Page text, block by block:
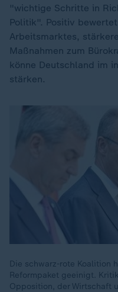
"wichtige Schritte in
Politik". Positiv
Arbeitsmarktes,
Maßnahmen zum
könne Deutschland im
stärken.
Die schwarz-rote Koalition
Reformpaket geeinigt.
Opposition, der Wirtschaft